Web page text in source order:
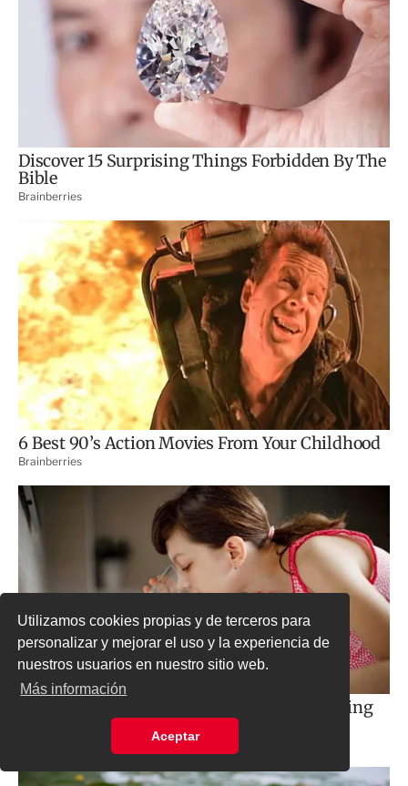
Utilizamos cookies propias y de terceros para
personalizar y mejorar el uso y la experiencia de
nuestros usuarios en nuestro sitio web.
Más información
Aceptar